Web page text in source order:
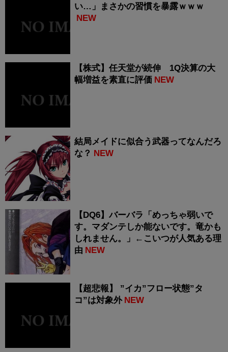
い…」まさかの習慣を暴露ｗｗｗ
NEW
【株式】任天堂が続伸 1Q決算の大
幅増益を素直に評価 NEW
結局メイドに似合う武器ってなんだろ
な？ NEW
【DQ6】バーバラ「めっちゃ弱いで
す。マダンテしか能ないです。竜かも
しれません。」←こいつが人気ある理
由 NEW
【超悲報】 ”イカ”フロー状態”タ
コ”は対象外 NEW